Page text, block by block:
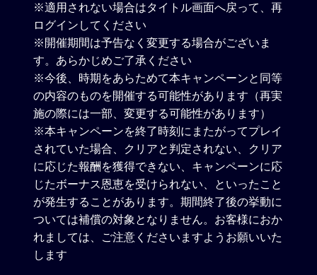
※適用されない場合はタイトル画面へ戻って、再
ログインしてください
※開催期間は予告なく変更する場合がございま
す。あらかじめご了承ください
※今後、時期をあらためて本キャンペーンと同等
の内容のものを開催する可能性があります（再実
施の際には一部、変更する可能性があります）
※本キャンペーンを終了時刻にまたがってプレイ
されていた場合、クリアと判定されない、クリア
に応じた報酬を獲得できない、キャンペーンに応
じたボーナス恩恵を受けられない、といったこと
が発生することがあります。期間終了後の挙動に
ついては補償の対象となりません。お客様におか
れましては、ご注意くださいますようお願いいた
します